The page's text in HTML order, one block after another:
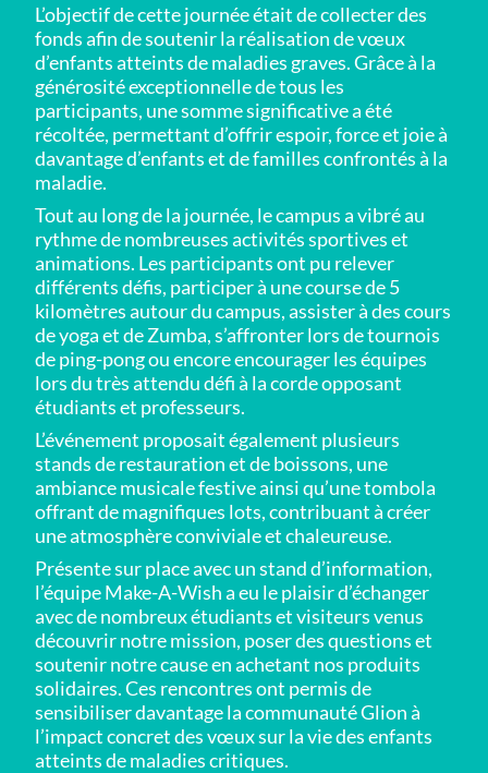
L’objectif de cette journée était de collecter des
fonds afin de soutenir la réalisation de vœux
d’enfants atteints de maladies graves. Grâce à la
générosité exceptionnelle de tous les
participants, une somme significative a été
récoltée, permettant d’offrir espoir, force et joie à
davantage d’enfants et de familles confrontés à la
maladie.
Tout au long de la journée, le campus a vibré au
rythme de nombreuses activités sportives et
animations. Les participants ont pu relever
différents défis, participer à une course de 5
kilomètres autour du campus, assister à des cours
de yoga et de Zumba, s’affronter lors de tournois
de ping-pong ou encore encourager les équipes
lors du très attendu défi à la corde opposant
étudiants et professeurs.
L’événement proposait également plusieurs
stands de restauration et de boissons, une
ambiance musicale festive ainsi qu’une tombola
offrant de magnifiques lots, contribuant à créer
une atmosphère conviviale et chaleureuse.
Présente sur place avec un stand d’information,
l’équipe Make-A-Wish a eu le plaisir d’échanger
avec de nombreux étudiants et visiteurs venus
découvrir notre mission, poser des questions et
soutenir notre cause en achetant nos produits
solidaires. Ces rencontres ont permis de
sensibiliser davantage la communauté Glion à
l’impact concret des vœux sur la vie des enfants
atteints de maladies critiques.